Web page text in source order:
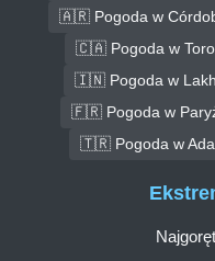
🇦🇷 Pogoda w
🇨🇦 Pogoda w
🇮🇳 Pogoda w
🇫🇷 Pogoda w
🇹🇷 Pogoda w